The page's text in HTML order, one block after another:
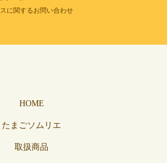
に関するお問い合わせ
HOME
たまごソムリエ
取扱商品